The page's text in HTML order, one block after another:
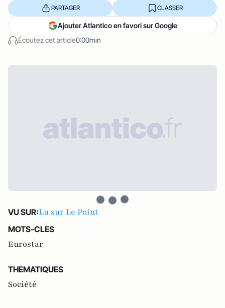
Écoutez cet article0:00min
PARTAGER CLASSER
Ajouter Atlantico en favori sur Google
VU SUR:Lu sur Le Point
MOTS-CLES
Eurostar
THEMATIQUES
Société